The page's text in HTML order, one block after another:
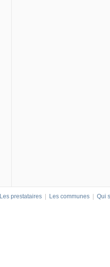
Les prestataires Les communes Qui